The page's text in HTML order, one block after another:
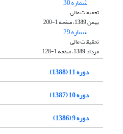
تحقیقات مالی
بهمن 1389، صفحه 1-200
شماره 29
تحقیقات مالی
مرداد 1389، صفحه 1-128
دوره 11 (1388)
دوره 10 (1387)
دوره 9 (1386)